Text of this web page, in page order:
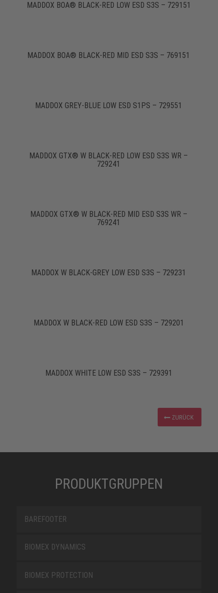
MADDOX BOA® BLACK-RED LOW ESD S3S – 729151
MADDOX BOA® BLACK-RED MID ESD S3S – 769151
MADDOX GREY-BLUE LOW ESD S1PS – 729551
MADDOX GTX® W BLACK-RED LOW ESD S3S WR –
729241
MADDOX GTX® W BLACK-RED MID ESD S3S WR –
769241
MADDOX W BLACK-GREY LOW ESD S3S – 729231
MADDOX W BLACK-RED LOW ESD S3S – 729201
MADDOX WHITE LOW ESD S3S – 729391
ZURÜCK
PRODUKTGRUPPEN
BAREFOOTER
BIOMEX DYNAMICS
BIOMEX PROTECTION